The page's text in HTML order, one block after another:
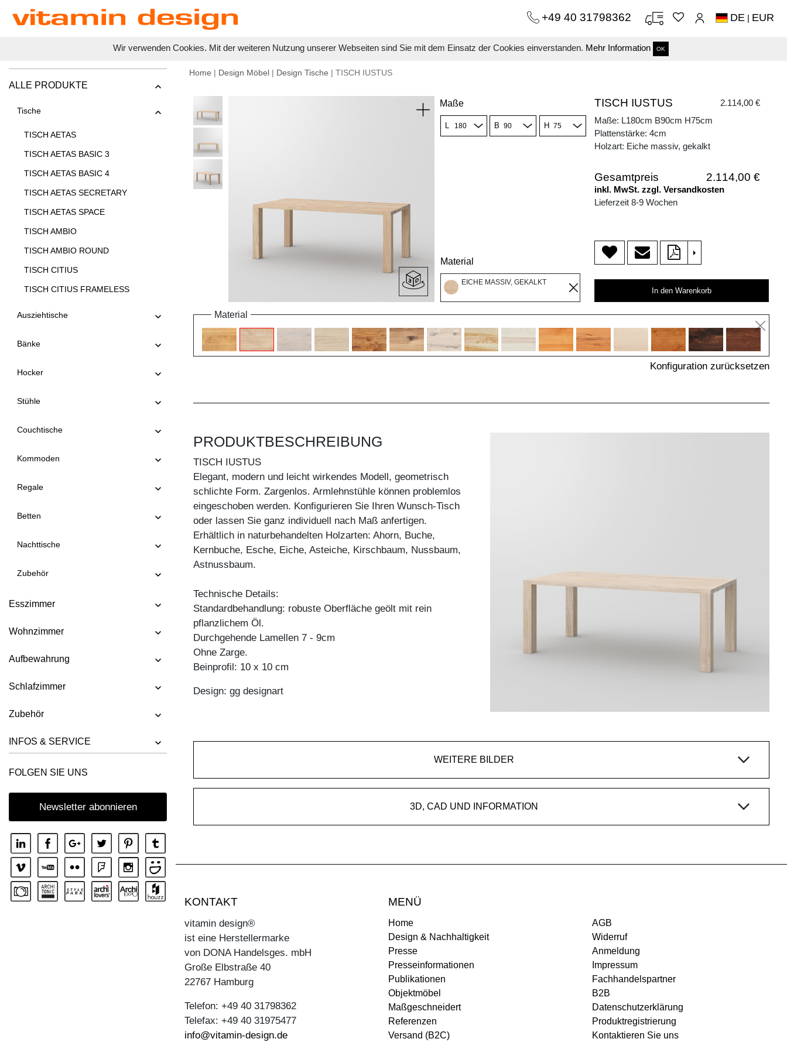
Wir verwenden Cookies. Mit der weiteren Nutzung unserer Webseiten sind Sie mit dem Einsatz der Cookies einverstanden. Mehr Information OK
+49 40 31798362 DE | EUR
ALLE PRODUKTE
Tische
TISCH AETAS
TISCH AETAS BASIC 3
TISCH AETAS BASIC 4
TISCH AETAS SECRETARY
TISCH AETAS SPACE
TISCH AMBIO
TISCH AMBIO ROUND
TISCH CITIUS
TISCH CITIUS FRAMELESS
TISCH CONVERTO
TISCH CUBUS 3 B10X10
TISCH DUCK
TISCH DUCK OVAL
TISCH FACHWERK SQUARE
TISCH FORTE 3 B7X7
TISCH FORTE 4 B9X9
TISCH FORTE BUTTERFLY
TISCH GRATUS BUTTERFLY
TISCH IUSTUS
TISCH LIVING BUTTERFLY
TISCH LOTUS
TISCH MARGO
TISCH MARGO ROUND
TISCH MARGO SELECT
TISCH MENA
TISCH MENA CONSOLE
TISCH MENA CONSOLE T
Ausziehtische
Bänke
Hocker
Stühle
Couchtische
Kommoden
Regale
Betten
Nachttische
Zubehör
Esszimmer
Wohnzimmer
Aufbewahrung
Schlafzimmer
Zubehör
INFOS & SERVICE
FOLGEN SIE UNS
Newsletter abonnieren
Home | Design Möbel | Design Tische | TISCH IUSTUS
Maße
L B H
Material
EICHE MASSIV, GEKALKT
TISCH IUSTUS
2.114,00 €
Maße: L180cm B90cm H75cm
Plattenstärke: 4cm
Holzart: Eiche massiv, gekalkt
Gesamtpreis 2.114,00 €
inkl. MwSt. zzgl. Versandkosten
Lieferzeit 8-9 Wochen
>
In den Warenkorb
Material
Konfiguration zurücksetzen
PRODUKTBESCHREIBUNG
TISCH IUSTUS
Elegant, modern und leicht wirkendes Modell, geometrisch
schlichte Form. Zargenlos. Armlehnstühle können problemlos
eingeschoben werden. Konfigurieren Sie Ihren Wunsch-Tisch
oder lassen Sie ganz individuell nach Maß anfertigen.
Erhältlich in naturbehandelten Holzarten: Ahorn, Buche,
Kernbuche, Esche, Eiche, Asteiche, Kirschbaum, Nussbaum,
Astnussbaum.
Technische Details:
Standardbehandlung: robuste Oberfläche geölt mit rein
pflanzlichem Öl.
Durchgehende Lamellen 7 - 9cm
Ohne Zarge.
Beinprofil: 10 x 10 cm
Design: gg designart
WEITERE BILDER
3D, CAD UND INFORMATION
KONTAKT
vitamin design®
ist eine Herstellermarke
von DONA Handelsges. mbH
Große Elbstraße 40
22767 Hamburg
Telefon: +49 40 31798362
Telefax: +49 40 31975477
info@vitamin-design.de
MENÜ
Home
Design & Nachhaltigkeit
Presse
Presseinformationen
Publikationen
Objektmöbel
Maßgeschneidert
Referenzen
Versand (B2C)
AGB
Widerruf
Anmeldung
Impressum
Fachhandelspartner
B2B
Datenschutzerklärung
Produktregistrierung
Kontaktieren Sie uns